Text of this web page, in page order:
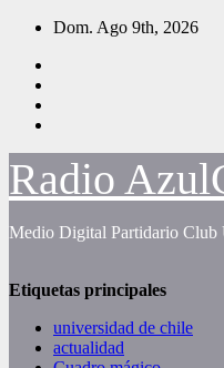
Saltar
contenido
Dom. Ago 9th, 2026
Radio
Medio Digital Partidario Club
Etiquetas principales
universidad de chile
actualidad